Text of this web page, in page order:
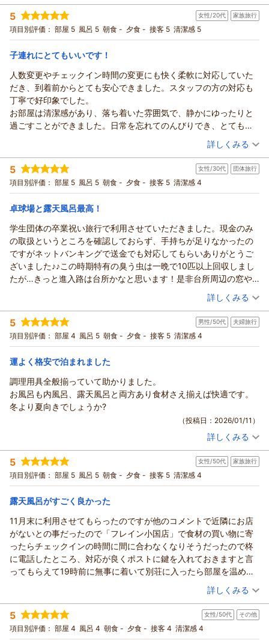
投稿者： まめちゃんさん(女性/60代)
宿泊プラン： 【じゃらんのお得な10日間】掛け流しの温泉を満喫！専用露天
風呂付きコテージ土曜日、休前日ステイプラン
和室 食事なし
宿泊価格帯： 9,001～10,000円(大人一人あたり/税込)
5 女性/20代 家族旅行
項目別評価： 部屋 5 風呂 5 朝食 - 夕食 - 接客 5 清潔感 5
子連れにとてもいいです！
人数変更やチェックイン時間の変更にも快く柔軟に対応していた
だき、到着前からとても安心できました。スタッフの方の対応も
丁寧で好印象でした。
お部屋は清潔感があり、落ち着いた雰囲気で、静かにゆったりと
過ごすことができました。日常を忘れてのんびりでき、とても居
心地が良かったです。露天風呂も広々としていて開放感があり、
3歳の子どもがいるため、どうしても騒いでしまう場面がありまし
たが、宿泊棟が他の棟と少し離れていたおかげで、周囲を気にし
すぎることなく安心して過ごすことができ、とてもありがたかっ
（投稿日：2026/05/26）
宿泊時期： 2026年04月宿泊 (家族旅行)
投稿者： ミレさん
宿泊プラン： 専用露天風呂付きコテージ＆掛け流しの温泉を楽しむ特期及び
土曜日、休前日ステイプラン
和室 食事なし
宿泊価格帯： 7,001～8,000円(大人一人あたり/税込)
詳しくみる
5 女性/30代 団体旅行
項目別評価： 部屋 5 風呂 5 朝食 - 夕食 - 接客 5 清潔感 4
卓球場と露天風呂最高！
学生団体の卒業祝い旅行で利用させていただきました。現金のみ
の取扱というところを確認しておらず、手持ちが足りなかったの
ですがネットバンキングで送金でも対応してもらいありがとうご
ざいました♪♪この時期特有の臭う虫は一晩で10匹以上回収しまし
たが…きっと進入路は台所かなと思います！是非台所周辺の窓や
換気扇のところで対応可能かと思います。調味料(砂糖、塩、塩胡
椒)油はある、洗濯機はあるけど洗剤はない、洗面台はあるけどハ
ンドソープがない、コーヒーメーカーあるけど、フィルターはな
い。少し備品など改善の余地はあると思います。総合的に楽しい
時間を過ごすことができたので卓球台や露天風呂は本当に最高で
（投稿日：2026/03/28）
宿泊時期： 2026年03月宿泊 (団体旅行)
投稿者： Kaorinさん
宿泊プラン： 日頃の喧騒を忘れて専用露天風呂付きコテージで掛け流しの温
泉を満喫！専用露天＆卓球場付コテージプラン
和室 食事なし
宿泊価格帯： 6,001～7,000円(大人一人あたり/税込)
詳しくみる
5 男性/50代 夫婦旅行
項目別評価： 部屋 4 風呂 5 朝食 - 夕食 - 接客 5 清潔感 4
運よく格安で泊まれました
調理用具全般揃っていて助かりました。
お風呂も内風呂、露天風呂と両方あり食材さえ揃えば快適です。
冬より夏向きでしょうか?
（投稿日：2026/01/11）
投稿者： ヒデさん(男性/50代)
宿泊プラン： お２人だけで満点の星空を眺めながらの掛け流しの温泉を楽し
める専用露天風呂付きコテージカップルプラン！
和洋室
宿泊価格帯： 2,001～3,000円(大人一人あたり/税込)
詳しくみる
5 女性/50代 家族旅行
項目別評価： 部屋 5 風呂 5 朝食 - 夕食 - 接客 5 清潔感 4
露天風呂がすごく良かった
11月末に利用させてもらったのですが他のコメントで近隣にお店
がないとの事だったので「フレイン小国店」で食材の買い物に寄
ったらチェックインの時間に間に合わなくなりそうだったので柊
に電話したところ、対応が良くポストに鍵を入れておきますと言
ってもらえて19時前に無事に着いて別荘に入ったら部屋を温めて
24時間いつでも入れたので足湯したり夜も朝も入りました
チェックアウト時の鍵返却の時も従業員の方の対応が親しみやす
く良かったです
（投稿日：2025/12/01）
宿泊時期： 2025年11月宿泊 (家族旅行)
投稿者： ひーちゃんさん
宿泊プラン： ペット（ワンちゃん）も家族の一員！新緑の中でのBBQ（用具
有料・要予約）＆温泉を楽しむペット同宿プラン
和室 食事なし
詳しくみる
5 女性/50代 その他
項目別評価： 部屋 4 風呂 4 朝食 - 夕食 - 接客 4 清潔感 4